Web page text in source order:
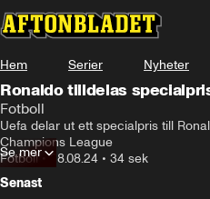
Hem Serier Nyheter
Ronaldo tilldelas
Fotboll
Uefa delar ut ett specialpris till
Champions League
Fotboll•28.08.24 • 34 sek
Se mer
Senast